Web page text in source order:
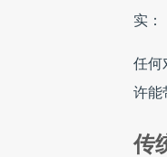
实：
任何
许能
传